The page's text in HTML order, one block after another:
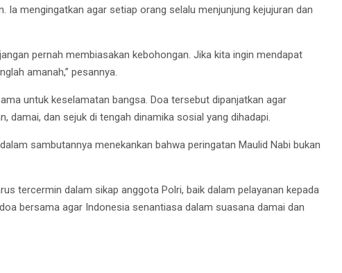
Ia mengingatkan agar setiap orang selalu menjunjung kejujuran dan
pernah membiasakan kebohongan. Jika kita ingin mendapat
amanah,” pesannya.
untuk keselamatan bangsa. Doa tersebut dipanjatkan agar
damai, dan sejuk di tengah dinamika sosial yang dihadapi.
sambutannya menekankan bahwa peringatan Maulid Nabi bukan
tercermin dalam sikap anggota Polri, baik dalam pelayanan kepada
bersama agar Indonesia senantiasa dalam suasana damai dan